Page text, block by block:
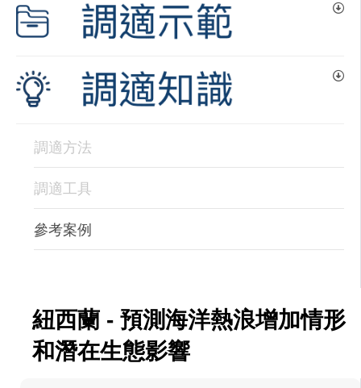
調適方法
調適工具
參考案例
紐西蘭 - 預測海洋熱浪增加情形
和潛在生態影響